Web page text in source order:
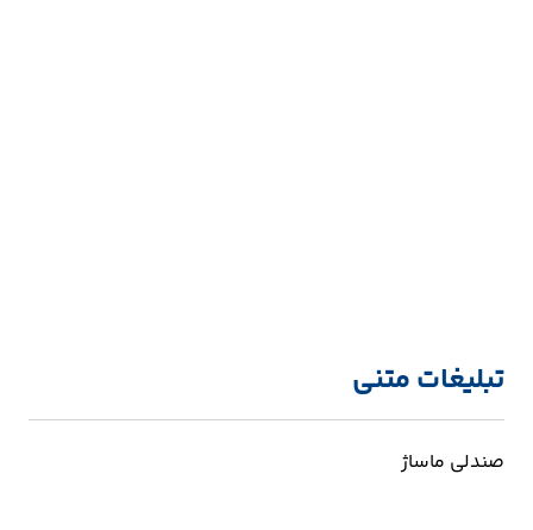
تبلیغات متنی
صندلی ماساژ